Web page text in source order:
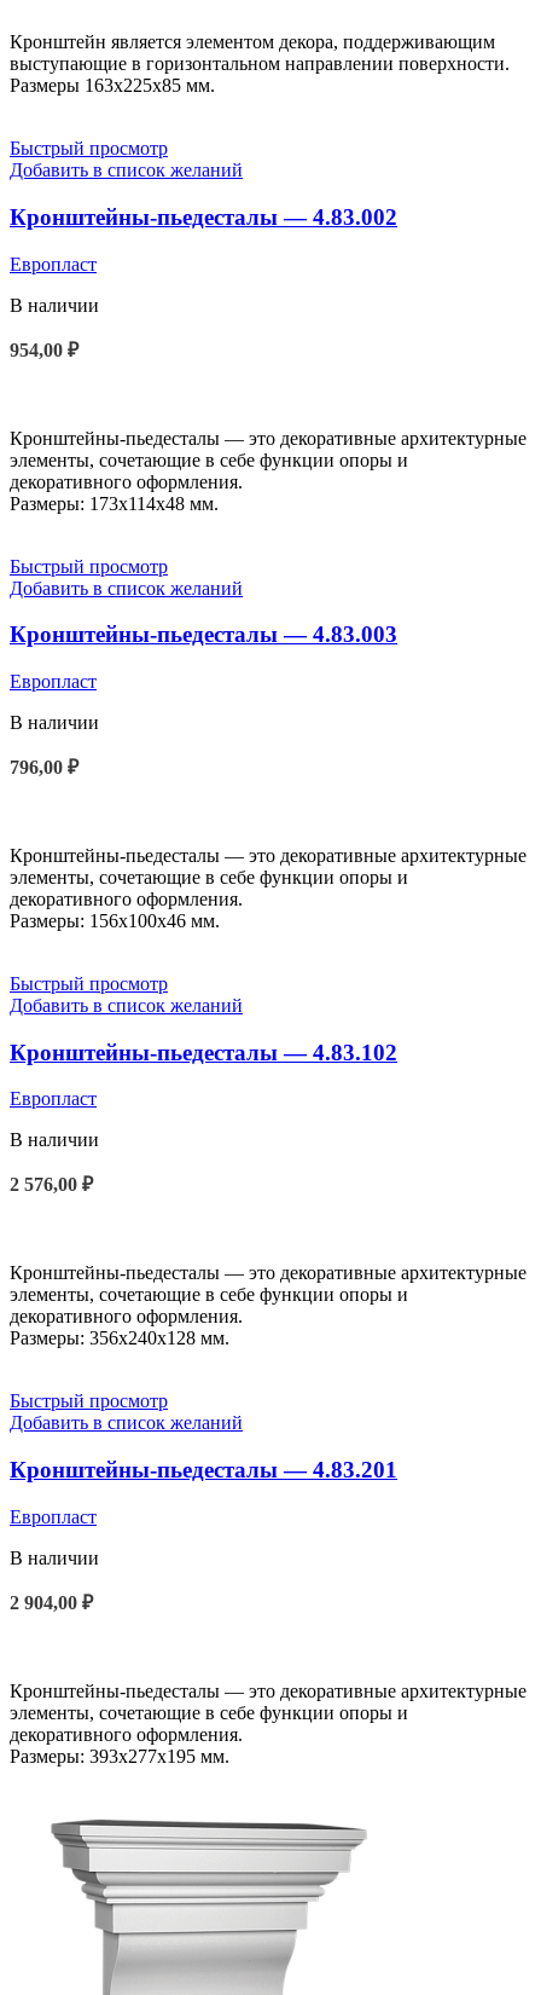
Кронштейн является элементом декора, поддерживающим
выступающие в горизонтальном направлении поверхности.
Размеры 163x225x85 мм.
Быстрый просмотр
Добавить в список желаний
Кронштейны-пьедесталы — 4.83.002
Европласт
В наличии
954,00 ₽
Кронштейны-пьедесталы — это декоративные архитектурные
элементы, сочетающие в себе функции опоры и
декоративного оформления.
Размеры: 173x114x48 мм.
Быстрый просмотр
Добавить в список желаний
Кронштейны-пьедесталы — 4.83.003
Европласт
В наличии
796,00 ₽
Кронштейны-пьедесталы — это декоративные архитектурные
элементы, сочетающие в себе функции опоры и
декоративного оформления.
Размеры: 156x100x46 мм.
Быстрый просмотр
Добавить в список желаний
Кронштейны-пьедесталы — 4.83.102
Европласт
В наличии
2 576,00 ₽
Кронштейны-пьедесталы — это декоративные архитектурные
элементы, сочетающие в себе функции опоры и
декоративного оформления.
Размеры: 356x240x128 мм.
Быстрый просмотр
Добавить в список желаний
Кронштейны-пьедесталы — 4.83.201
Европласт
В наличии
2 904,00 ₽
Кронштейны-пьедесталы — это декоративные архитектурные
элементы, сочетающие в себе функции опоры и
декоративного оформления.
Размеры: 393x277x195 мм.